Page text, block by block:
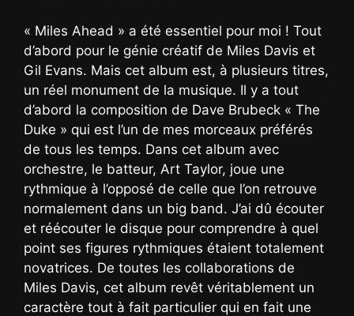
« Miles Ahead » a été essentiel pour moi ! Tout
d’abord pour le génie créatif de Miles Davis et
Gil Evans. Mais cet album est, à plusieurs titres,
un réel monument de la musique. Il y a tout
d’abord la composition de Dave Brubeck « The
Duke » qui est l’un de mes morceaux préférés
de tous les temps. Dans cet album avec
orchestre, le batteur, Art Taylor, joue une
rythmique à l’opposé de celle que l’on retrouve
normalement dans un big band. J’ai dû écouter
et réécouter le disque pour comprendre à quel
point ses figures rythmiques étaient totalement
novatrices. De toutes les collaborations de
Miles Davis, cet album revêt véritablement un
caractère tout à fait particulier qui en fait une